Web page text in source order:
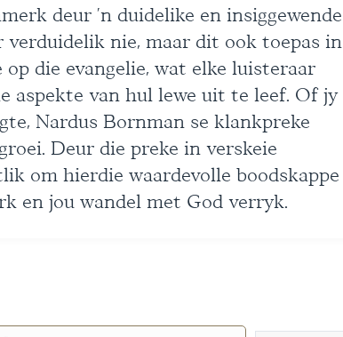
deur ’n duidelike en insiggewende
verduidelik nie, maar dit ook toepas in
die evangelie, wat elke luisteraar
aspekte van hul lewe uit te leef. Of jy
Nardus Bornman se klankpreke
Deur die preke in verskeie
om hierdie waardevolle boodskappe
en jou wandel met God verryk.